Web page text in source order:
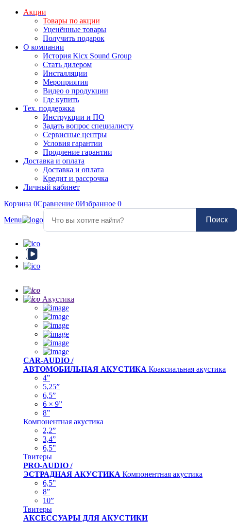
Акции
Товары по акции
Уценённые товары
Получить подарок
О компании
История Kicx Sound Group
Стать дилером
Инсталляции
Мероприятия
Видео о продукции
Где купить
Тех. поддержка
Инструкции и ПО
Задать вопрос специалисту
Сервисные центры
Условия гарантии
Продление гарантии
Доставка и оплата
Доставка и оплата
Кредит и рассрочка
Личный кабинет
Корзина 0Сравнение 0Избранное 0
Menu Поиск
Акустика
CAR-AUDIO /
АВТОМОБИЛЬНАЯ АКУСТИКА Коаксиальная акустика
4”
5,25”
6,5”
6 × 9”
8”
Компонентная акустика
2,2”
3,4”
6,5”
Твитеры
PRO-AUDIO /
ЭСТРАДНАЯ АКУСТИКА Компонентная акустика
6,5”
8”
10”
Твитеры
АКСЕССУАРЫ ДЛЯ АКУСТИКИ